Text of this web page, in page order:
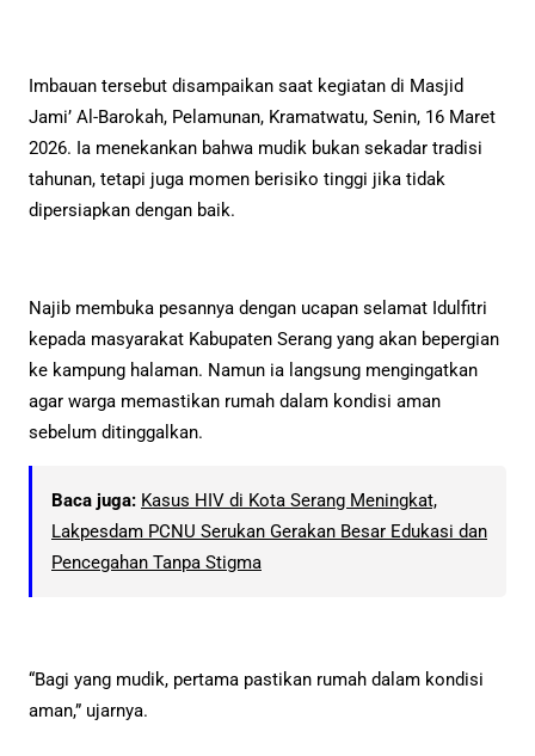
Imbauan tersebut disampaikan saat kegiatan di Masjid
Jami’ Al-Barokah, Pelamunan, Kramatwatu, Senin, 16 Maret
2026. Ia menekankan bahwa mudik bukan sekadar tradisi
tahunan, tetapi juga momen berisiko tinggi jika tidak
dipersiapkan dengan baik.
Najib membuka pesannya dengan ucapan selamat Idulfitri
kepada masyarakat Kabupaten Serang yang akan bepergian
ke kampung halaman. Namun ia langsung mengingatkan
agar warga memastikan rumah dalam kondisi aman
sebelum ditinggalkan.
Baca juga: Kasus HIV di Kota Serang Meningkat,
Lakpesdam PCNU Serukan Gerakan Besar Edukasi dan
Pencegahan Tanpa Stigma
“Bagi yang mudik, pertama pastikan rumah dalam kondisi
aman,” ujarnya.